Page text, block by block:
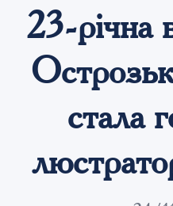
23-річна
стала